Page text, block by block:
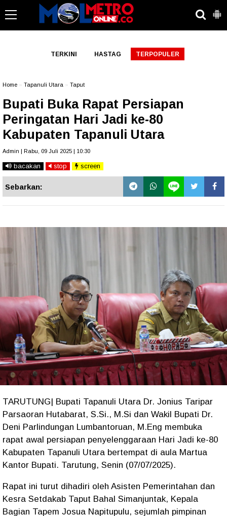
TERKINI HASTAG TERPOPULER
Home Tapanuli Utara Taput
Bupati Buka Rapat Persiapan
Peringatan Hari Jadi ke-80
Kabupaten Tapanuli Utara
Admin | Rabu, 09 Juli 2025 | 10:30
bacakan stop screen
Sebarkan:
TARUTUNG| Bupati Tapanuli Utara Dr. Jonius Taripar
Parsaoran Hutabarat, S.Si., M.Si dan Wakil Bupati Dr.
Deni Parlindungan Lumbantoruan, M.Eng membuka
rapat awal persiapan penyelenggaraan Hari Jadi ke-80
Kabupaten Tapanuli Utara bertempat di aula Martua
Kantor Bupati. Tarutung, Senin (07/07/2025).
Rapat ini turut dihadiri oleh Asisten Pemerintahan dan
Kesra Setdakab Taput Bahal Simanjuntak, Kepala
Bagian Tapem Josua Napitupulu, sejumlah pimpinan